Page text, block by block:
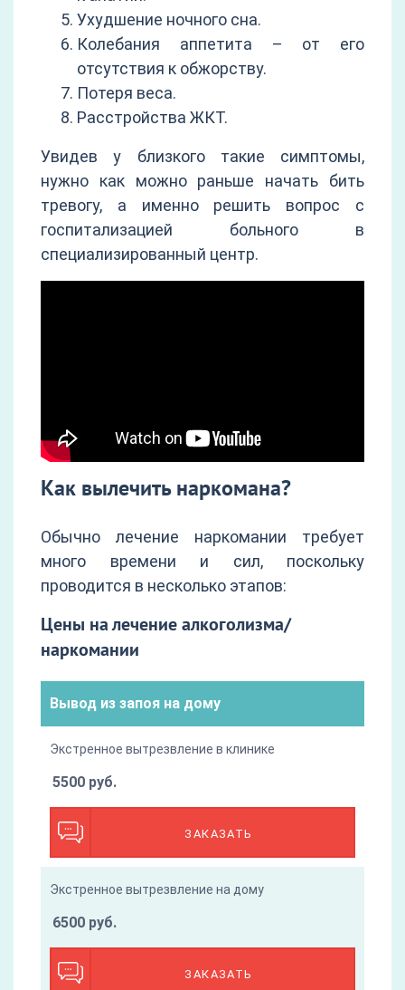
Ухудшение ночного сна.
Колебания аппетита – от его
отсутствия к обжорству.
Потеря веса.
Расстройства ЖКТ.
Увидев у близкого такие симптомы,
нужно как можно раньше начать бить
тревогу, а именно решить вопрос с
госпитализацией больного в
специализированный центр.
Как вылечить наркомана?
Обычно лечение наркомании требует
много времени и сил, поскольку
проводится в несколько этапов:
Цены на лечение алкоголизма/
наркомании
Вывод из запоя на дому
Экстренное вытрезвление в клинике
ЗАКАЗАТЬ
5500 руб.
Экстренное вытрезвление на дому
ЗАКАЗАТЬ
6500 руб.